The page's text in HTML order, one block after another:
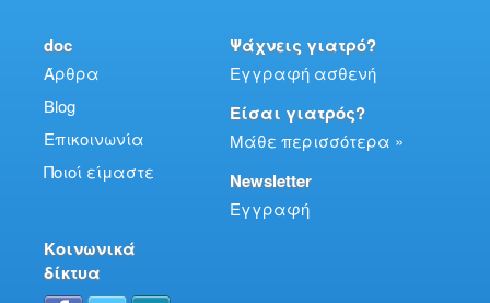
doc
Άρθρα
Blog
Επικοινωνία
Ποιοί είμαστε
Ψάχνεις γιατρό?
Εγγραφή ασθενή
Είσαι γιατρός?
Μάθε περισσότερα »
Newsletter
Εγγραφή
Κοινωνικά
δίκτυα